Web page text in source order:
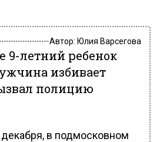
Автор: Юлия Варсегова
9-летний ребенок
избивает
полицию
в подмосковном